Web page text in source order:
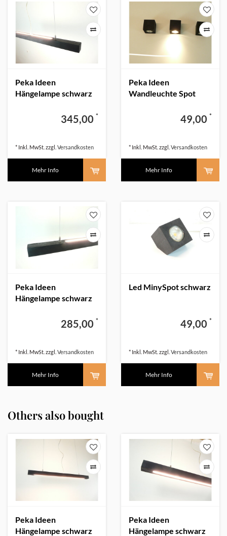
Peka Ideen
Hängelampe schwarz
345,00 *
* Inkl. MwSt. zzgl. Versandkosten
Mehr Info
Peka Ideen
Wandleuchte Spot
49,00 *
* Inkl. MwSt. zzgl. Versandkosten
Mehr Info
Peka Ideen
Hängelampe schwarz
285,00 *
* Inkl. MwSt. zzgl. Versandkosten
Mehr Info
Led MinySpot schwarz
49,00 *
* Inkl. MwSt. zzgl. Versandkosten
Mehr Info
Others also bought
Peka Ideen
Hängelampe schwarz
Peka Ideen
Hängelampe schwarz